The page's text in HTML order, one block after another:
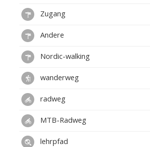
Zugang
Andere
Nordic-walking
wanderweg
radweg
MTB-Radweg
lehrpfad